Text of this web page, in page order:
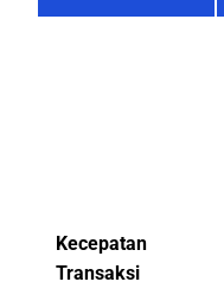
Kecepatan
Transaksi